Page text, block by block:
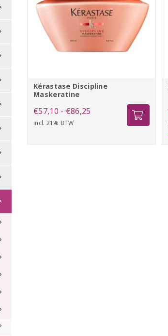
Kérastase Discipline
Maskeratine
€57,10 - €86,25 Prijsklasse:
incl. 21% BTW